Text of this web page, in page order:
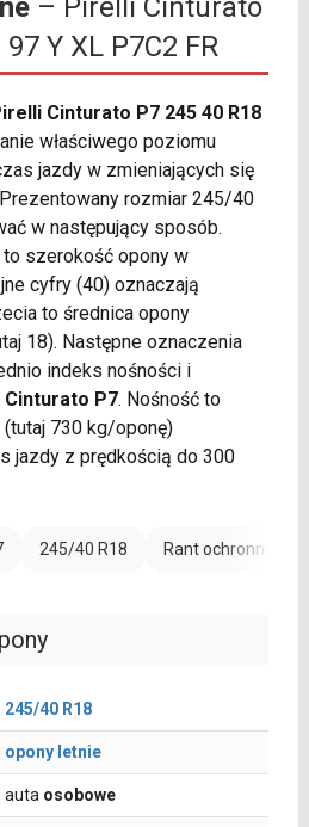
– Pirelli Cinturato
Y XL P7C2 FR
Cinturato P7 245 40 R18
właściwego poziomu
jazdy w zmieniających się
rozmiar 245/40
w następujący sposób.
szerokość opony w
cyfry (40) oznaczają
to średnica opony
18). Następne oznaczenia
indeks nośności i
P7. Nośność to
730 kg/oponę)
jazdy z prędkością do 300
245/40 R18 Rant ochronny (FR)
245/40 R18
opony letnie
auta osobowe